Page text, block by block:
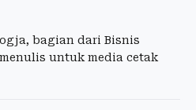
bagian dari Bisnis
untuk media cetak